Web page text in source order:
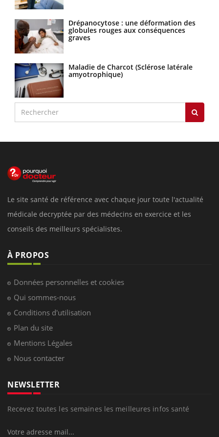
Drépanocytose : une déformation des
globules rouges aux conséquences
graves
Maladie de Charcot (Sclérose latérale
amyotrophique)
Le site santé de référence avec chaque jour toute l'actualité
médicale decryptée par des médecins en exercice et les
conseils des meilleurs spécialistes.
À PROPOS
Données personnelles et cookies
Qui sommes-nous
Conditions d'utilisation
Plan du site
Mentions Légales
Nous contacter
NEWSLETTER
Recevez toutes les semaines les meilleures infos santé